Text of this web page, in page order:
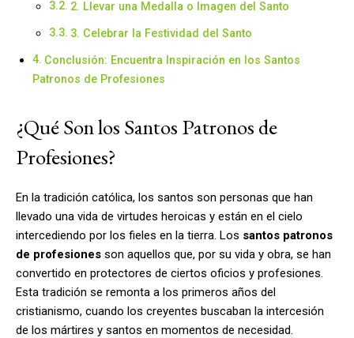
2. Llevar una Medalla o Imagen del Santo
3. Celebrar la Festividad del Santo
Conclusión: Encuentra Inspiración en los Santos
Patronos de Profesiones
¿Qué Son los Santos Patronos de
Profesiones?
En la tradición católica, los santos son personas que han
llevado una vida de virtudes heroicas y están en el cielo
intercediendo por los fieles en la tierra. Los santos patronos
de profesiones son aquellos que, por su vida y obra, se han
convertido en protectores de ciertos oficios y profesiones.
Esta tradición se remonta a los primeros años del
cristianismo, cuando los creyentes buscaban la intercesión
de los mártires y santos en momentos de necesidad.